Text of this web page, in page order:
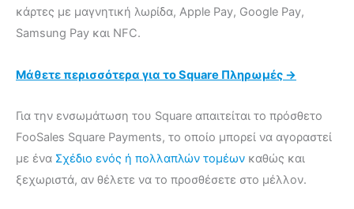
κάρτες με μαγνητική λωρίδα, Apple Pay, Google Pay,
Samsung Pay και NFC.
Μάθετε περισσότερα για το Square Πληρωμές →
Για την ενσωμάτωση του Square απαιτείται το πρόσθετο
FooSales Square Payments, το οποίο μπορεί να αγοραστεί
με ένα Σχέδιο ενός ή πολλαπλών τομέων καθώς και
ξεχωριστά, αν θέλετε να το προσθέσετε στο μέλλον.